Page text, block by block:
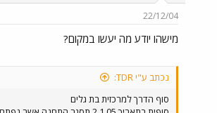
22/12/04
מישהו יודע מה יעשו במקום?
נכתב ע"י TDR:
סוף הדרך למרכזית בת גלים